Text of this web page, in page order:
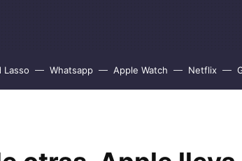
Lasso Whatsapp Apple Watch Netflix